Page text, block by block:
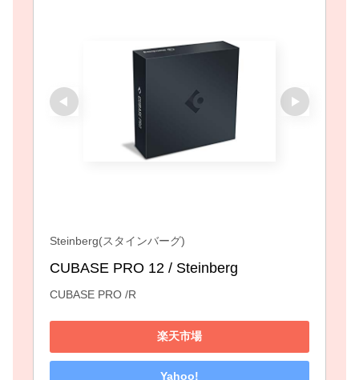
Steinberg(スタインバーグ)
CUBASE PRO 12 / Steinberg
CUBASE PRO /R
楽天市場
Yahoo!